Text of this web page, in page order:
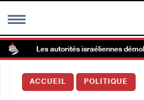
MENU
Galerie d’images
Les autorités israéliennes
ACCUEIL POLITIQUE